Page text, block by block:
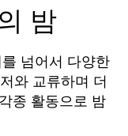
밤
넘어서 다양한
와 교류하며 더
종 활동으로 밤